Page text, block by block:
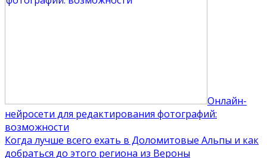
Онлайн-
нейросети для редактирования фотографий:
возможности
Когда лучше всего ехать в Доломитовые Альпы и как
добраться до этого региона из Вероны